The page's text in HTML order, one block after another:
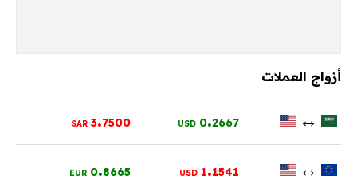
أزواج العملات
↔
0.2667
USD
3.7500
SAR
↔
1.1541
USD
0.8665
EUR